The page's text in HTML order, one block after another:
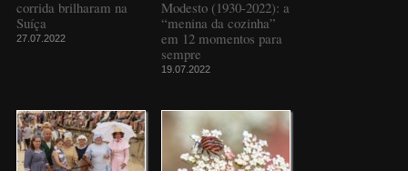
corrida brilharam na
Suíça
27.07.2022
Modesto (1930-2022): a
“menina da cozinha”
em 12 momentos para
sempre
19.07.2022